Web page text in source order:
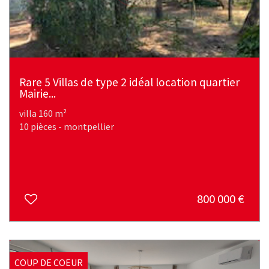
Rare 5 Villas de type 2 idéal location quartier
Mairie...
villa 160 m²
10 pièces - montpellier
800 000€
COUP DE COEUR